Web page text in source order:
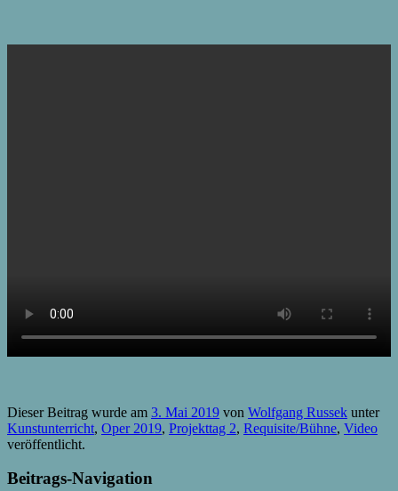
Dieser Beitrag wurde am 3. Mai 2019 von Wolfgang Russek unter
Kunstunterricht, Oper 2019, Projekttag 2, Requisite/Bühne, Video
veröffentlicht.
Beitrags-Navigation